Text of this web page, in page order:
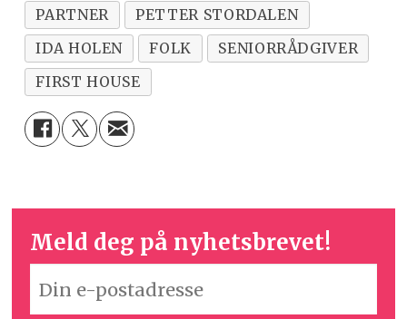
PARTNER
PETTER STORDALEN
IDA HOLEN
FOLK
SENIORRÅDGIVER
FIRST HOUSE
Meld deg på nyhetsbrevet!